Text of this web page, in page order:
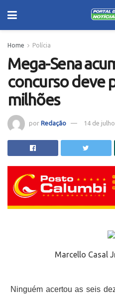
Home Polícia
Mega-Sena
concurso deve
milhões
por Redação 14 de
Marcello Casal
Ninguém acertou as seis